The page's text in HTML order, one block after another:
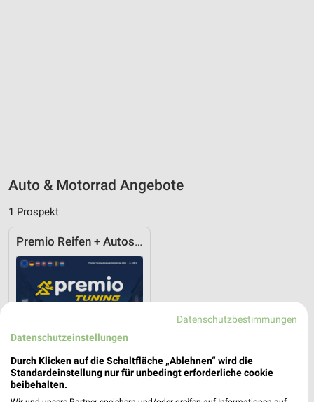
Auto & Motorrad Angebote
1 Prospekt
Premio Reifen + Autoservice
Datenschutzbestimmungen
Datenschutzeinstellungen
Durch Klicken auf die Schaltfläche „Ablehnen“ wird die
Standardeinstellung nur für unbedingt erforderliche cookie
beibehalten.